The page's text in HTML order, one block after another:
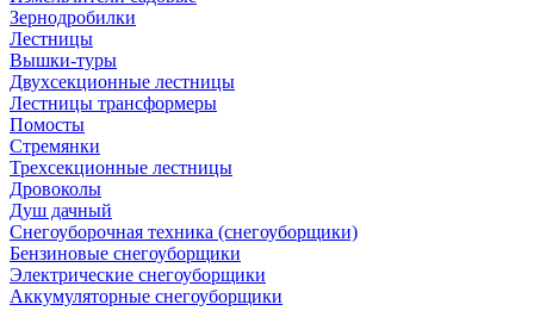
Зернодробилки
Лестницы
Вышки-туры
Двухсекционные лестницы
Лестницы трансформеры
Помосты
Стремянки
Трехсекционные лестницы
Дровоколы
Душ дачный
Снегоуборочная техника (снегоуборщики)
Бензиновые снегоуборщики
Электрические снегоуборщики
Аккумуляторные снегоуборщики